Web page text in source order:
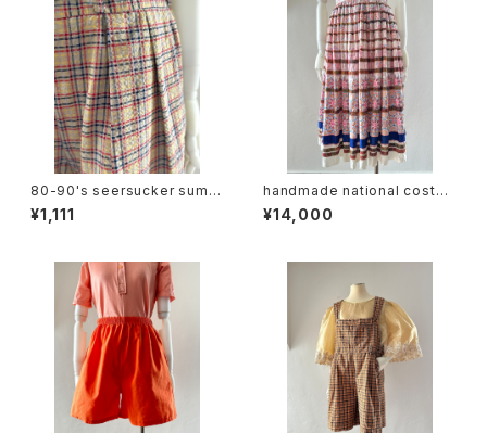
80-90's seersucker summ
er plaid slacks
¥1,111
handmade national costu
me design skirt
¥14,000